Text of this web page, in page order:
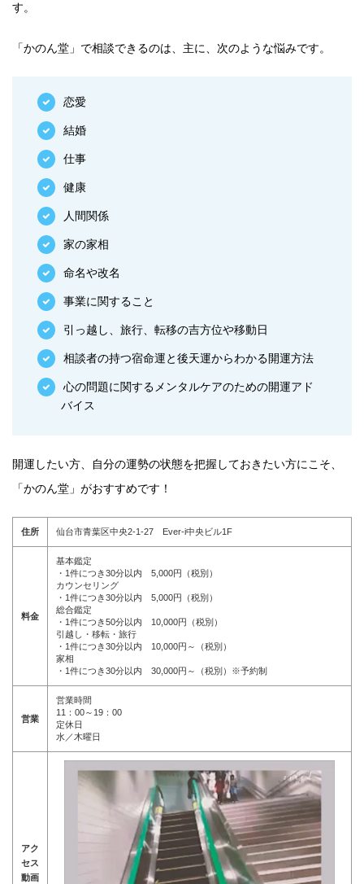
す。
「かのん堂」で相談できるのは、主に、次のような悩みです。
恋愛
結婚
仕事
健康
人間関係
家の家相
命名や改名
事業に関すること
引っ越し、旅行、転移の吉方位や移動日
相談者の持つ宿命運と後天運からわかる開運方法
心の問題に関するメンタルケアのための開運アド
バイス
開運したい方、自分の運勢の状態を把握しておきたい方にこそ、
「かのん堂」がおすすめです！
住所 仙台市青葉区中央2-1-27 Ever-i中央ビル1F
料金
基本鑑定
・1件につき30分以内 5,000円（税別）
カウンセリング
・1件につき30分以内 5,000円（税別）
総合鑑定
・1件につき50分以内 10,000円（税別）
引越し・移転・旅行
・1件につき30分以内 10,000円～（税別）
家相
・1件につき30分以内 30,000円～（税別）※予約制
営業
営業時間
11：00～19：00
定休日
水／木曜日
アク
セス
動画